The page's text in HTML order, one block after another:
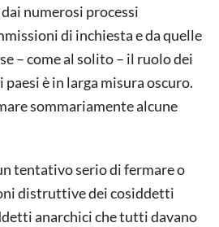
numerosi processi
di inchiesta e da quelle
– come al solito – il ruolo dei
è in larga misura oscuro.
sommariamente alcune
tentativo serio di fermare o
distruttive dei cosiddetti
anarchici che tutti davano